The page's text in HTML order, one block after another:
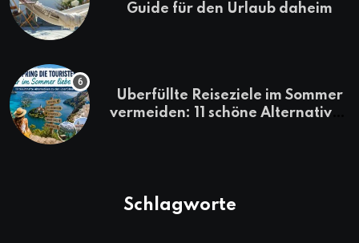
Guide für den Urlaub daheim
Überfüllte Reiseziele im Sommer
vermeiden: 11 schöne Alternativen
Schlagworte